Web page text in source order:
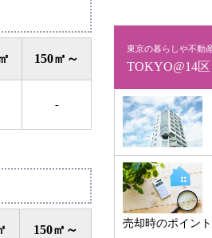
150㎡～
-
150㎡～
東京の暮らしや不動
TOKYO@14区
売却時のポイン